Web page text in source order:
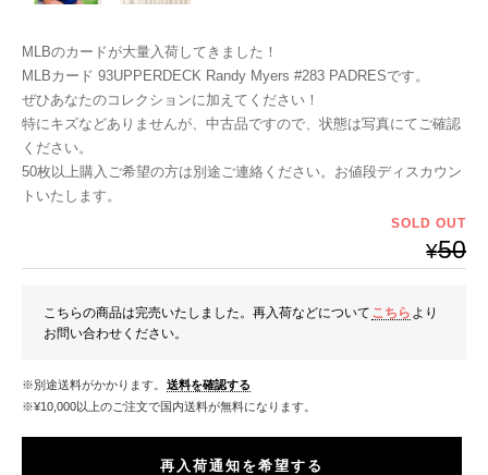
MLBのカードが大量入荷してきました！
MLBカード 93UPPERDECK Randy Myers #283 PADRESです。
ぜひあなたのコレクションに加えてください！
特にキズなどありませんが、中古品ですので、状態は写真にてご確認
ください。
50枚以上購入ご希望の方は別途ご連絡ください。お値段ディスカウン
トいたします。
SOLD OUT
¥50
こちらの商品は完売いたしました。再入荷などについて こちら より
お問い合わせください。
※別途送料がかかります。 送料を確認する
※¥10,000以上のご注文で国内送料が無料になります。
再入荷通知を希望する